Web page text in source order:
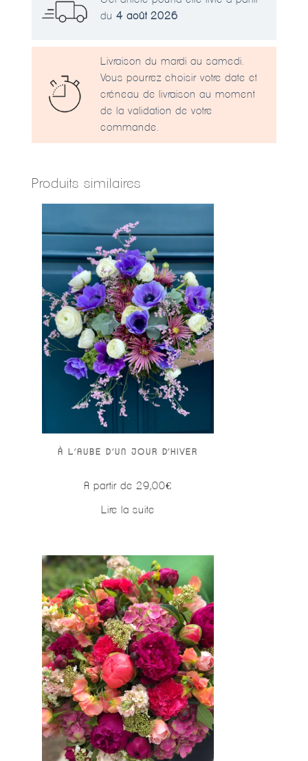
fleurs
roses
du4 août 2026
Livraison du mardi au samedi.
Vous pourrez choisir votre date et
créneau de livraison au moment
de la validation de votre
commande.
Produits similaires
À L’AUBE D’UN JOUR D’HIVER
A partir de 29,00€
Lire la suite